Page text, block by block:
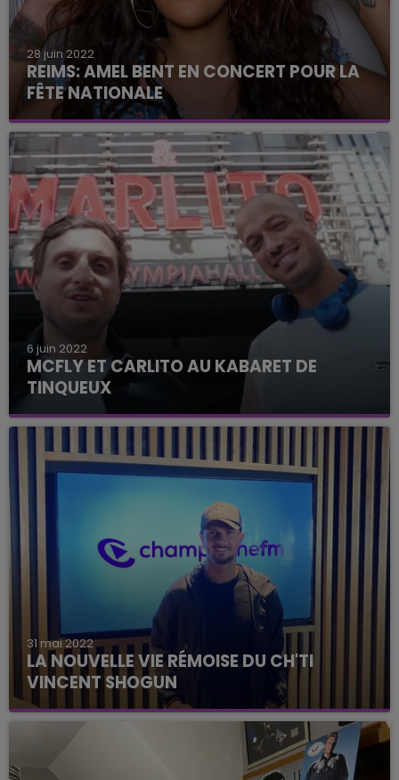
28 juin 2022
REIMS: AMEL BENT EN CONCERT POUR LA
FÊTE NATIONALE
L'artiste se produira sur la scène du parc Léo
Lagrange. Un concert gratuit et ouvert à tous.
6 juin 2022
MCFLY ET CARLITO AU KABARET DE
TINQUEUX
Les deux youtubeurs y interprèteront les
morceaux de leur album le 7 octobre 2022.
31 mai 2022
LA NOUVELLE VIE RÉMOISE DU CH'TI
VINCENT SHOGUN
De passage dans les studios de Champagne FM,
Vincent Szewczyk nous a raconté la face cachée
de son ancienne vie de candidat de téléréalité.
Une vie, pas...